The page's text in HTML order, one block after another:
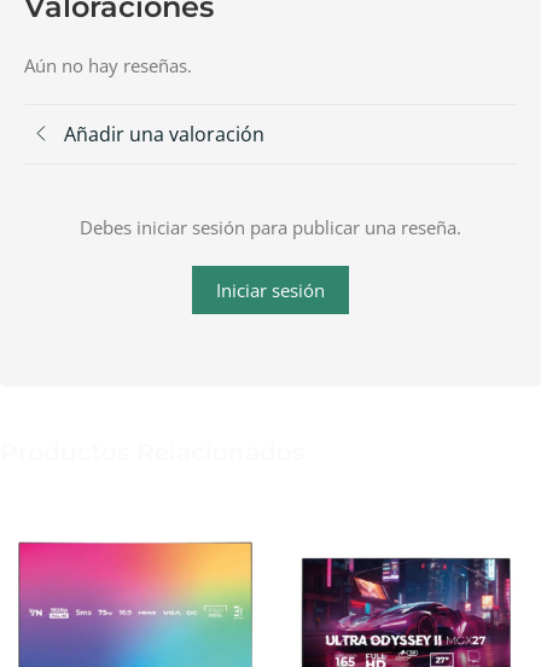
Valoraciones
Aún no hay reseñas.
Añadir una valoración
Debes iniciar sesión para publicar una reseña.
Iniciar sesión